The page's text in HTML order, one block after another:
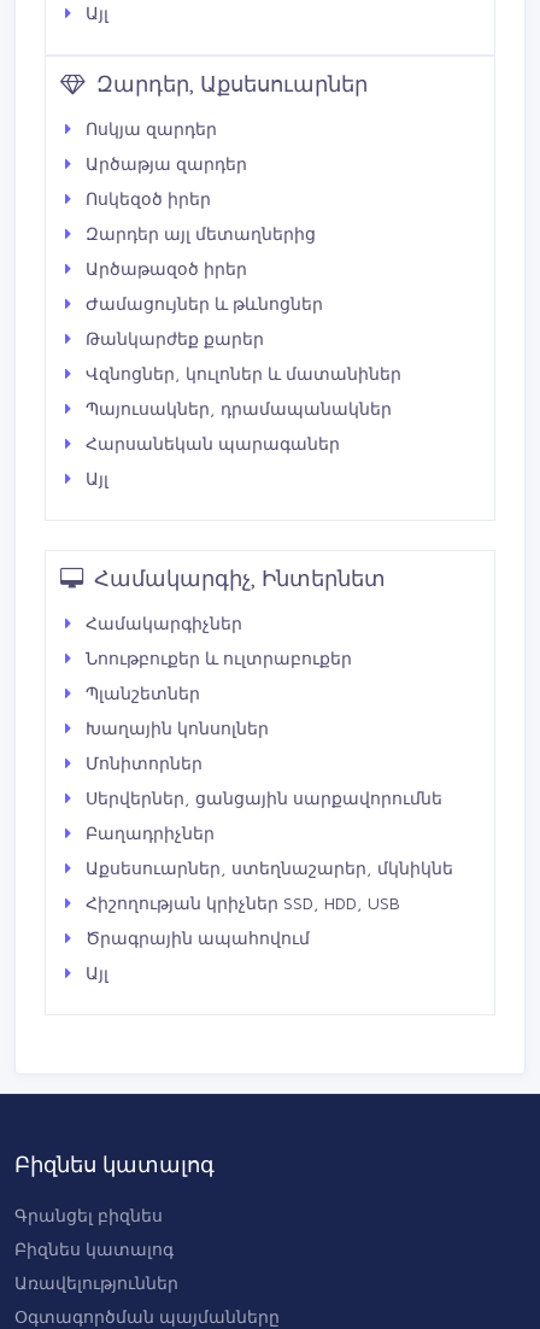
Այլ
Զարդեր, Աքսեսուարներ
Ոսկյա զարդեր
Արծաթյա զարդեր
Ոսկեզօծ իրեր
Զարդեր այլ մետաղներից
Արծաթազօծ իրեր
Ժամացույներ և թևնոցներ
Թանկարժեք քարեր
Վզնոցներ, կուլոներ և մատանիներ
Պայուսակներ, դրամապանակներ
Հարսանեկան պարագաներ
Այլ
Համակարգիչ, Ինտերնետ
Համակարգիչներ
Նոութբուքեր և ուլտրաբուքեր
Պլանշետներ
Խաղային կոնսոլներ
Մոնիտորներ
Սերվերներ, ցանցային սարքավորումնե
Բաղադրիչներ
Աքսեսուարներ, ստեղնաշարեր, մկնիկնե
Հիշողության կրիչներ SSD, HDD, USB
Ծրագրային ապահովում
Այլ
Բիզնես կատալոգ
Գրանցել բիզնես
Բիզնես կատալոգ
Առավելություններ
Օգտագործման պայմանները